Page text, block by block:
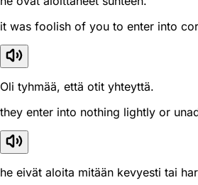
it was foolish of you to enter into
Oli tyhmää, että otit yhteyttä.
they enter into nothing lightly or
he eivät aloita mitään kevyesti tai